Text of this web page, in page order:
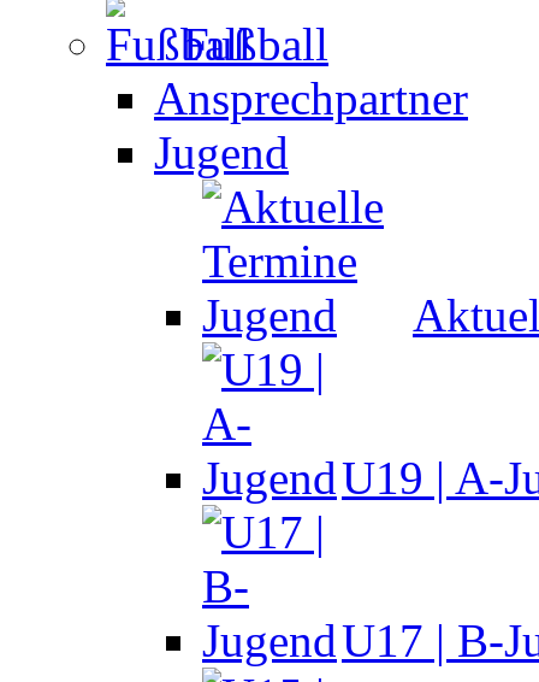
Fußball
Ansprechpartner
Jugend
U19 | A-
U17 | B-